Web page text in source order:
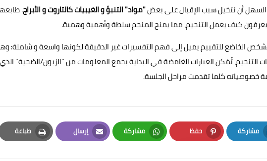
السهل أن نتخيل سبب الإقبال على بعض"مواد" التنبؤ و الغيبيات كالتاروت و الأبراج.
كيف يعمل التنجيم، مما يمنح المنجم سلطة وأهمية وهمية.
الخاضع للتقييم يميل إلى فهم التفسيرات غير الدقيقة لكونها واسعة و شاملة:
تُمَكن العبارات الغامضة في البداية بجمع المعلومات من "الزبون/الضحية" الذي
خصوصياته كلما تقدمت مراحل الجلسة.
مشاركة
LinkedIn
حفظ
Pinterest
مشاركة
Whatsapp
إرسال
Email
طباعة
Print